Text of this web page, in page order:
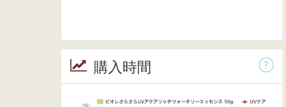
購入時間